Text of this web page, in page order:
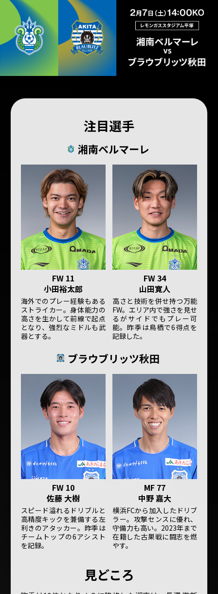
注目選手
湘南ベルマーレ
FW 11
小田裕太郎
海外でのプレー経験もある
ストライカー。身体能力の
高さを生かして前線で起点
となり、強烈なミドルも武
器とする。
FW 34
山田寛人
高さと技術を併せ持つ万能
FW。エリア内で強さを見せ
るがサイドでもプレー可
能。昨季は鳥栖で6得点を
記録した。
ブラウブリッツ秋田
FW 10
佐藤 大樹
スピード溢れるドリブルと
高精度キックを兼備する左
利きのアタッカー。昨季は
チームトップの6アシスト
を記録。
MF 77
中野 嘉大
横浜FCから加入したドリブ
ラー。攻撃センスに優れ、
守備力も高い。2023年まで
在籍した古巣戦に闘志を燃
やす。
見どころ